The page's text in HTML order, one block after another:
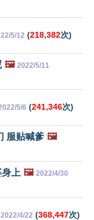
5/12 (218,382次)
🖼️ 2022/5/11
5/6 (241,346次)
服贴喊爹 🖼️
上 🖼️ 2022/4/30
2022/4/22 (368,447次)